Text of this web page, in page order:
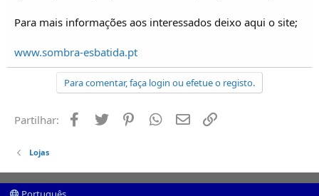
Para mais informações aos interessados deixo aqui o site;
www.sombra-esbatida.pt
Para comentar, faça login ou efetue o registo.
Partilhar: Facebook
Twitter PinterestWhatsapp
Email
Lojas